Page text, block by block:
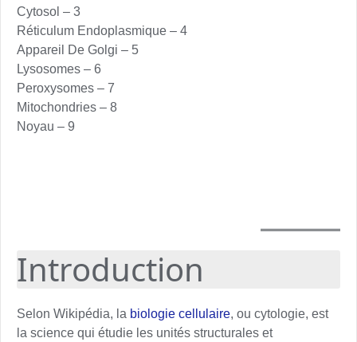
3 – Cytosol
4 – Réticulum Endoplasmique
5 – Appareil De Golgi
6 – Lysosomes
7 – Peroxysomes
8 – Mitochondries
9 – Noyau
Introduction
Selon Wikipédia, la biologie cellulaire, ou cytologie, est
la science qui étudie les unités structurales et